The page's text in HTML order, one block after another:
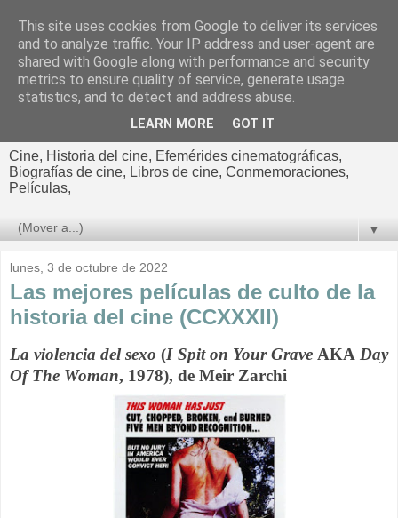
El cultural
cinematográfico de Jorge
Cine, Historia del cine, Efemérides cinematográficas,
Biografías de cine, Libros de cine, Conmemoraciones,
Películas,
▼
lunes, 3 de octubre de 2022
Las mejores películas de culto de la
historia del cine (CCXXXII)
La violencia del sexo (I Spit on Your Grave AKA Day
Of The Woman, 1978), de Meir Zarchi
This site uses cookies from Google to deliver its services
and to analyze traffic. Your IP address and user-agent are
shared with Google along with performance and security
metrics to ensure quality of service, generate usage
statistics, and to detect and address abuse.
LEARN MORE GOT IT